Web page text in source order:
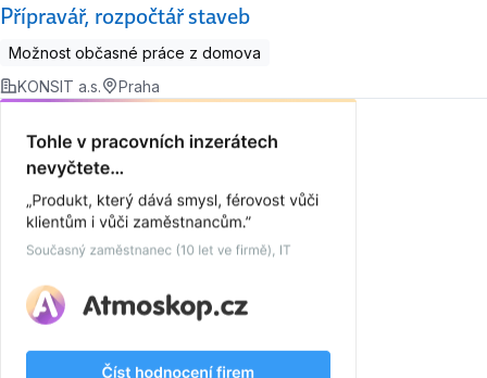
Přípravář, rozpočtář staveb
Možnost občasné práce z domova
KONSIT a.s.
Praha